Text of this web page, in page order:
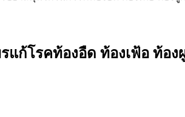
แก้โรคท้องอืด ท้องเฟ้อ ท้อง